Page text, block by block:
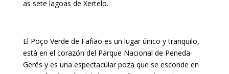
as sete lagoas de Xertelo.
El Poço Verde de Fafião es un lugar único y tranquilo,
está en el corazón del Parque Nacional de Peneda-
Gerês y es una espectacular poza que se esconde en